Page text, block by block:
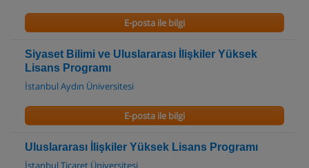
E-posta ile bilgi
Siyaset Bilimi ve Uluslararası İlişkiler Yüksek
Lisans Programı
İstanbul Aydın Üniversitesi
E-posta ile bilgi
Uluslararası İlişkiler Yüksek Lisans Programı
İstanbul Ticaret Üniversitesi